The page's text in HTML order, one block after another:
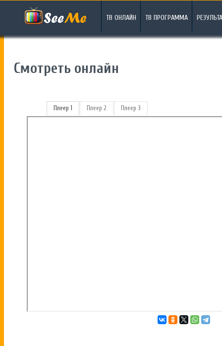
ТВ ОНЛАЙН ТВ ПРОГРАММА
Смотреть онлайн
Плеер 1 Плеер 2 Плеер 3